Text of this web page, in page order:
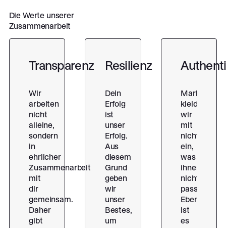
Die Werte unserer
Zusammenarbeit
Transparenz
Wir
arbeiten
nicht
alleine,
sondern
in
ehrlicher
Zusammenarbeit
mit
dir
gemeinsam.
Daher
gibt
Resilienz
Dein
Erfolg
ist
unser
Erfolg.
Aus
diesem
Grund
geben
wir
unser
Bestes,
um
Marken
kleiden
wir
mit
nichts
ein,
was
ihnen
nicht
passt.
Ebenso
ist
es